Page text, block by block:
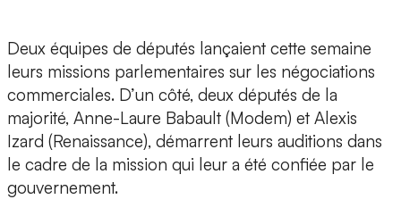
Deux équipes de députés lançaient cette semaine
leurs missions parlementaires sur les négociations
commerciales. D’un côté, deux députés de la
majorité, Anne-Laure Babault (Modem) et Alexis
Izard (Renaissance), démarrent leurs auditions dans
le cadre de la mission qui leur a été confiée par le
gouvernement.